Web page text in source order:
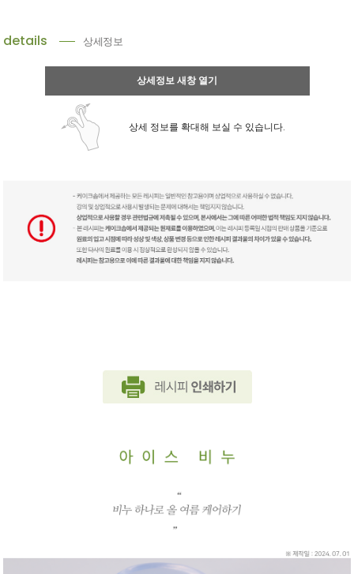
details 상세정보
상세정보 새창 열기
상세 정보를 확대해 보실 수 있습니다.